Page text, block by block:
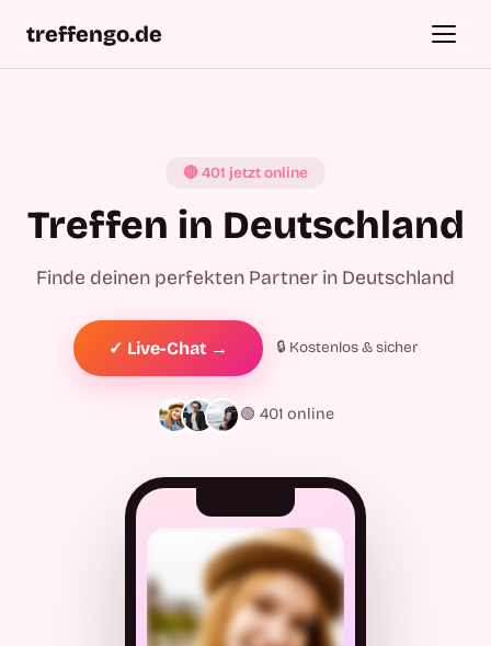
treffengo.de
🔴 401 jetzt online
Treffen in Deutschland
Finde deinen perfekten Partner in Deutschland
✓ Live-Chat → 🔒 Kostenlos & sicher
🟢 401 online